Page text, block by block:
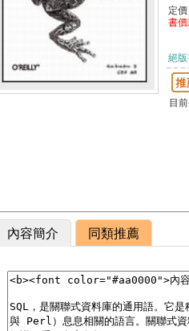
定價
書
絕版
目
內容簡介 同類推薦